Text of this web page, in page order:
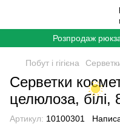
Розпродаж
Побут і гігієна
Серветки
целюлоза,
Артикул: 10100301